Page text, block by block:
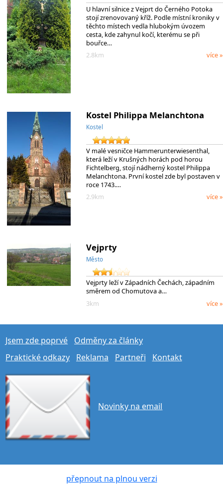
U hlavní silnice z Vejprt do Černého Potoka
stojí zrenovovaný kříž. Podle místní kroniky v
těchto místech vedla hlubokým úvozem
cesta, kde zahynul kočí, kterému se při
bouřce…
2.8km
více »
Kostel Philippa Melanchtona
Kostel
V malé vesničce Hammerunterwiesenthal,
která leží v Krušných horách pod horou
Fichtelberg, stojí nádherný kostel Philippa
Melanchtona. První kostel zde byl postaven v
roce 1743.…
2.9km
více »
Vejprty
Město
Vejprty leží v Západních Čechách, západním
směrem od Chomutova a…
3km
více »
Jsem zde poprvé
Odměny za články
Praktické odkazy
Reklama Partneři Kontakt
Novinky na email
přepnout na plnou verzi